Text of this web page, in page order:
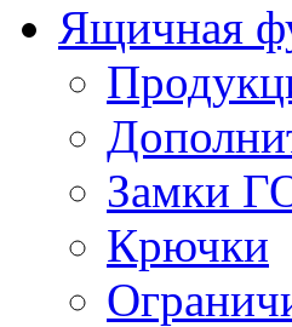
Ящичная
Замки
Крючки